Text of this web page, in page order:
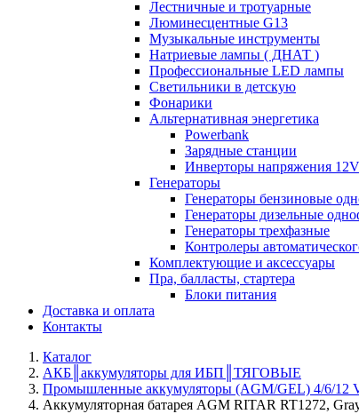
Лестничные и тротуарные
Люминесцентные G13
Музыкальные инструменты
Натриевые лампы ( ДНАТ )
Профессиональные LED лампы
Светильники в детскую
Фонарики
Альтернативная энергетика
Powerbank
Зарядные станции
Инверторы напряжения
Генераторы
Генераторы бензиновые
Генераторы дизельные
Генераторы трехфазные
Контролеры
Комплектующие и аксессуары
Пра, балласты, стартера
Блоки питания
Доставка и оплата
Контакты
Каталог
АКБ║аккумуляторы для ИБП║ТЯГОВЫЕ
Промышленные аккумуляторы (AGM/GEL) 4/6/12
Аккумуляторная батарея AGM RITAR RT1272,